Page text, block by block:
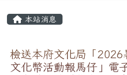
本站消息
檢送本府文化局「2026
文化幣活動報馬仔」電